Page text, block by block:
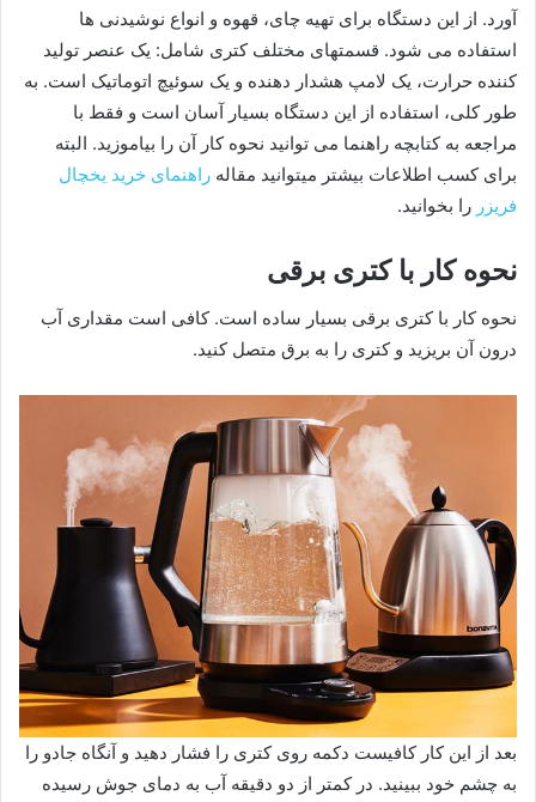
آورد. از این دستگاه برای تهیه چای، قهوه و انواع نوشیدنی ها
استفاده می شود. قسمتهای مختلف کتری شامل: یک عنصر تولید
کننده حرارت، یک لامپ هشدار دهنده و یک سوئیچ اتوماتیک است. به
طور کلی، استفاده از این دستگاه بسیار آسان است و فقط با
مراجعه به کتابچه راهنما می توانید نحوه کار آن را بیاموزید. البته
برای کسب اطلاعات بیشتر میتوانید مقاله راهنمای خرید یخچال
فریزر را بخوانید.
نحوه کار با کتری برقی
نحوه کار با کتری برقی بسیار ساده است. کافی است مقداری آب
درون آن بریزید و کتری را به برق متصل کنید.
بعد از این کار کافیست دکمه روی کتری را فشار دهید و آنگاه جادو را
به چشم خود ببینید. در کمتر از دو دقیقه آب به دمای جوش رسیده